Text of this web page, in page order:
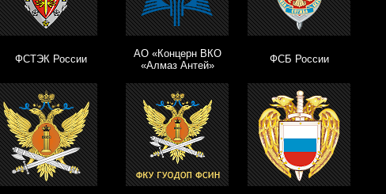
ФСТЭК России
АО «Концерн ВКО
«Алмаз Антей»
ФСБ России